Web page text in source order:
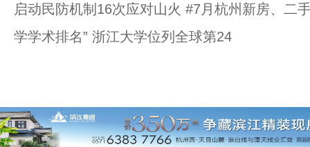
启动民防机制16次应对山火 #7月杭州新房、二
学学术排名” 浙江大学位列全球第24